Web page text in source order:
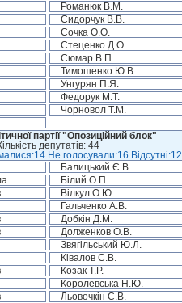
Романюк В.М.
Сидорчук В.В.
Сочка О.О.
Стеценко Д.О.
Сюмар В.П.
Тимошенко Ю.В.
Унгурян П.Я.
Федорук М.Т.
Чорновол Т.М.
партії "Опозиційний блок"
депутатів: 44
Не голосували:16 Відсутні:12
Балицький Є.В.
Білий О.П.
Вілкул О.Ю.
Гальченко А.В.
Добкін Д.М.
Долженков О.В.
Звягільський Ю.Л.
Ківалов С.В.
Козак Т.Р.
Королевська Н.Ю.
Льовочкін С.В.